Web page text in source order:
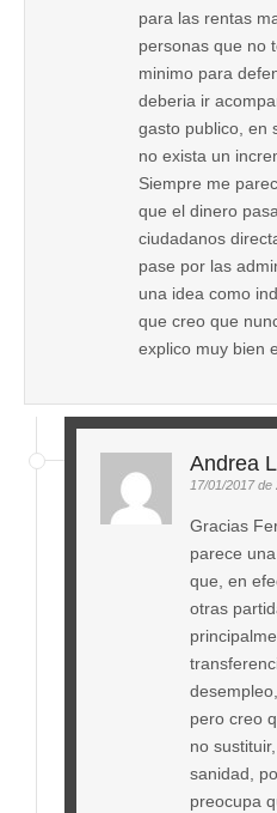
para las rentas
personas que no
minimo para
deberia ir
gasto publico, en
no exista un
Siempre me
que el dinero
ciudadanos
pase por las
una idea como
que creo que
explico muy bien
Andrea
17/01/2017 de
Gracias
parece
que, en
otras
pero creo
no
sanidad,
preocupa